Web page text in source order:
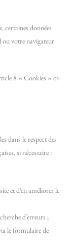
certaines données
ou votre navigateur
8 « Cookies » ci-
dans le respect des
si nécessaire :
et d’en améliorer le
d’erreurs ;
le formulaire de